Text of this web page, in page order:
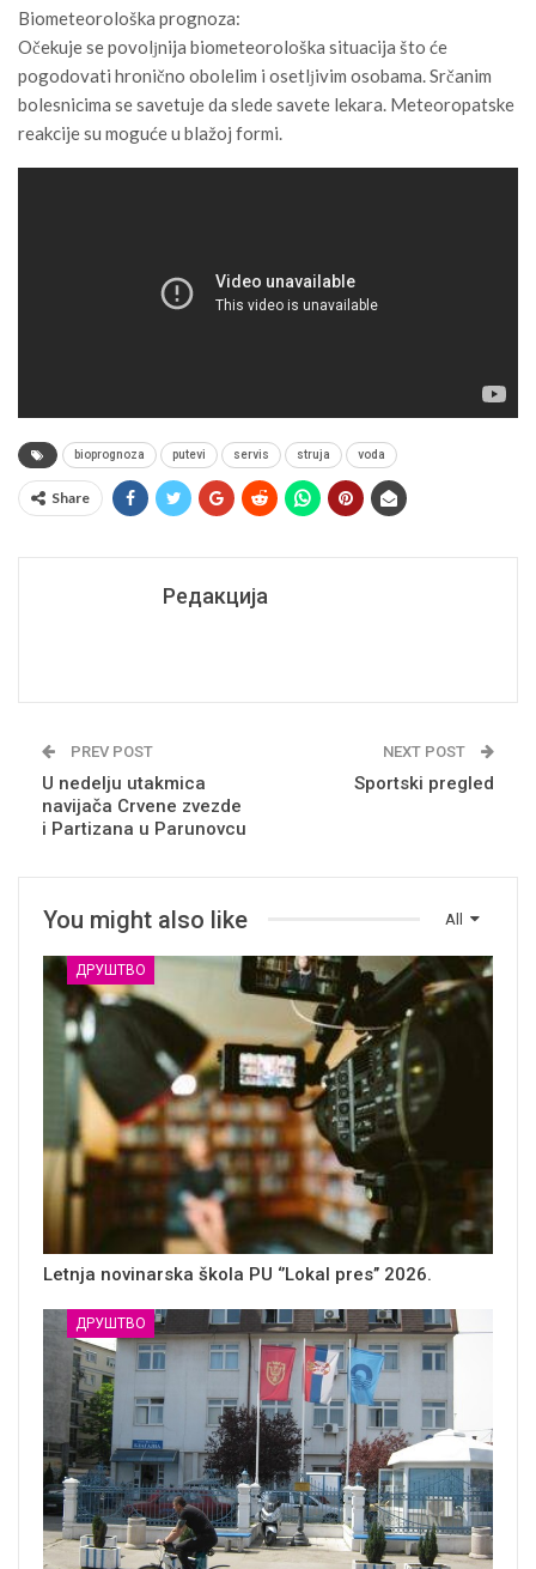
Biometeorološka prognoza:
Očekuje se povolјnija biometeorološka situacija što će
pogodovati hronično obolelim i osetlјivim osobama. Srčanim
bolesnicima se savetuje da slede savete lekara. Meteoropatske
reakcije su moguće u blažoj formi.
bioprognoza putevi servis struja voda
Share
Редакција
PREV POST
U nedelju utakmica
navijača Crvene zvezde
i Partizana u Parunovcu
NEXT POST
Sportski pregled
All
You might also like
ДРУШТВО
Letnja novinarska škola PU ‘’Lokal pres’’ 2026.
ДРУШТВО